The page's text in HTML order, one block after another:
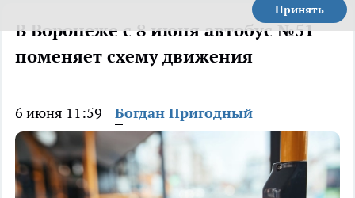
Принять
В Воронеже с 8 июня автобус №51
поменяет схему движения
6 июня 11:59 Богдан Пригодный